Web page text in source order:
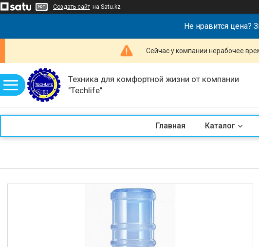
Создать сайт на Satu.kz
Не нравится цена?
Сейчас у компании нерабочее
Техника для комфортной жизни от компании
"Techlife"
Главная Каталог